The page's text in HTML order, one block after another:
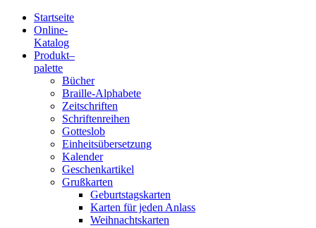
Blindenschrift-
Verlag
Druckerei
gGmbH
Startseite
Online-
Katalog
Produkt–
palette
Bücher
Braille-Alphabete
Zeitschriften
Schriftenreihen
Gotteslob
Einheitsübersetzung
Kalender
Geschenkartikel
Grußkarten
Geburtstagskarten
Karten für jeden Anlass
Weihnachtskarten